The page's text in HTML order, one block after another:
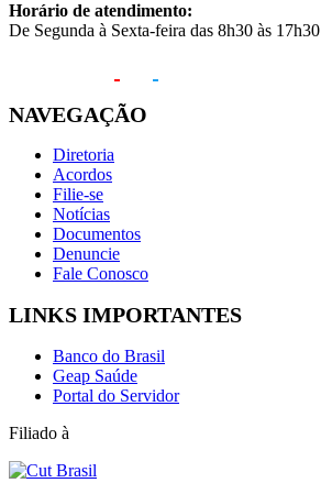
Horário de atendimento:
De Segunda à Sexta-feira das 8h30 às 17h30
NAVEGAÇÃO
Diretoria
Acordos
Filie-se
Notícias
Documentos
Denuncie
Fale Conosco
LINKS IMPORTANTES
Banco do Brasil
Geap Saúde
Portal do Servidor
Filiado à